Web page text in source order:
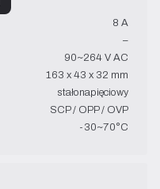
8 A
–
90~264 V AC
163 x 43 x 32 mm
stałonapięciowy
SCP / OPP / OVP
-30~70°C